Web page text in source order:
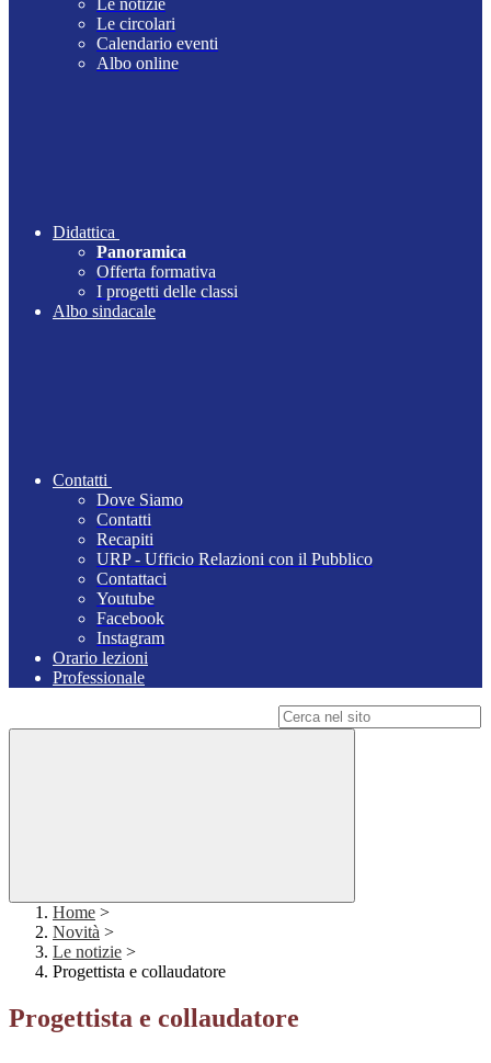
Le notizie
Le circolari
Calendario eventi
Albo online
Didattica
Panoramica
Offerta formativa
I progetti delle classi
Albo sindacale
Contatti
Dove Siamo
Contatti
Recapiti
URP - Ufficio Relazioni con il Pubblico
Contattaci
Youtube
Facebook
Instagram
Orario lezioni
Professionale
Home >
Novità >
Le notizie >
Progettista e collaudatore
Progettista e collaudatore